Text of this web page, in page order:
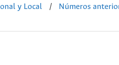
y Local / Números